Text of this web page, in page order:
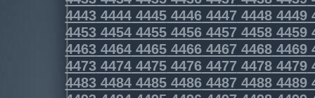
4443444444454446444744484449
4453445444554456445744584459
4463446444654466446744684469
4473447444754476447744784479
4483448444854486448744884489